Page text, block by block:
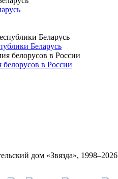
Беларусь
белорусов в России
дом «Звязда», 1998–2026